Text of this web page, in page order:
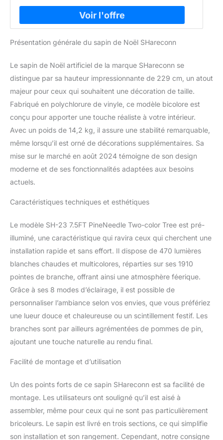
Présentation générale du sapin de Noël SHareconn
Le sapin de Noël artificiel de la marque SHareconn se
distingue par sa hauteur impressionnante de 229 cm, un atout
majeur pour ceux qui souhaitent une décoration de taille.
Fabriqué en polychlorure de vinyle, ce modèle bicolore est
conçu pour apporter une touche réaliste à votre intérieur.
Avec un poids de 14,2 kg, il assure une stabilité remarquable,
même lorsqu’il est orné de décorations supplémentaires. Sa
mise sur le marché en août 2024 témoigne de son design
moderne et de ses fonctionnalités adaptées aux besoins
actuels.
Caractéristiques techniques et esthétiques
Le modèle SH-23 7.5FT PineNeedle Two-color Tree est pré-
illuminé, une caractéristique qui ravira ceux qui cherchent une
installation rapide et sans effort. Il dispose de 470 lumières
blanches chaudes et multicolores, réparties sur ses 1910
pointes de branche, offrant ainsi une atmosphère féerique.
Grâce à ses 8 modes d’éclairage, il est possible de
personnaliser l’ambiance selon vos envies, que vous préfériez
une lueur douce et chaleureuse ou un scintillement festif. Les
branches sont par ailleurs agrémentées de pommes de pin,
ajoutant une touche naturelle au rendu final.
Facilité de montage et d’utilisation
Un des points forts de ce sapin SHareconn est sa facilité de
montage. Les utilisateurs ont souligné qu’il est aisé à
assembler, même pour ceux qui ne sont pas particulièrement
bricoleurs. Le sapin est livré en trois sections, ce qui simplifie
son installation et son rangement. Cependant, notre consigne